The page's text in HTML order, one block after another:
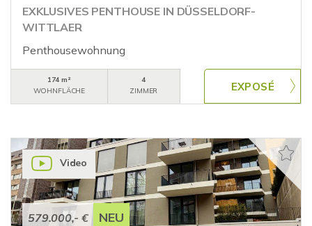
EXKLUSIVES PENTHOUSE IN DÜSSELDORF-
WITTLAER
Penthousewohnung
174 m²
WOHNFLÄCHE
4
ZIMMER
579.000,- € NEU
Video